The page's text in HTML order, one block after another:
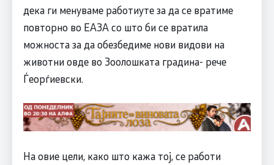
дека ги менуваме работиуте за да се вратиме
повторно во ЕАЗА со што би се вратила
можноста за да обезбедиме нови видови на
животни овде во Зоолошката градина- рече
Ѓеорѓиевски.
На овие цели, како што кажа тој, се работи